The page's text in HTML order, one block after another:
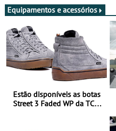
Equipamentos e acessórios
Estão disponíveis as botas
Street 3 Faded WP da TCX